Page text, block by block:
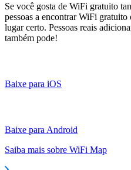
Se você gosta de WiFi gratuito
pessoas a encontrar WiFi
lugar certo. Pessoas reais
também pode!
Baixe para iOS
Baixe para Android
Saiba mais sobre WiFi Map